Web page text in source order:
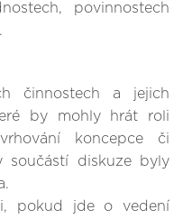
povinnostech
činnostech a jejich
by mohly hrát roli
koncepce či
součástí diskuze byly
pokud jde o vedení